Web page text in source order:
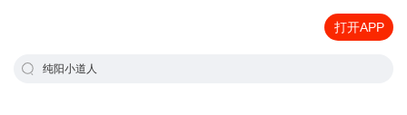
打开APP
纯阳小道人